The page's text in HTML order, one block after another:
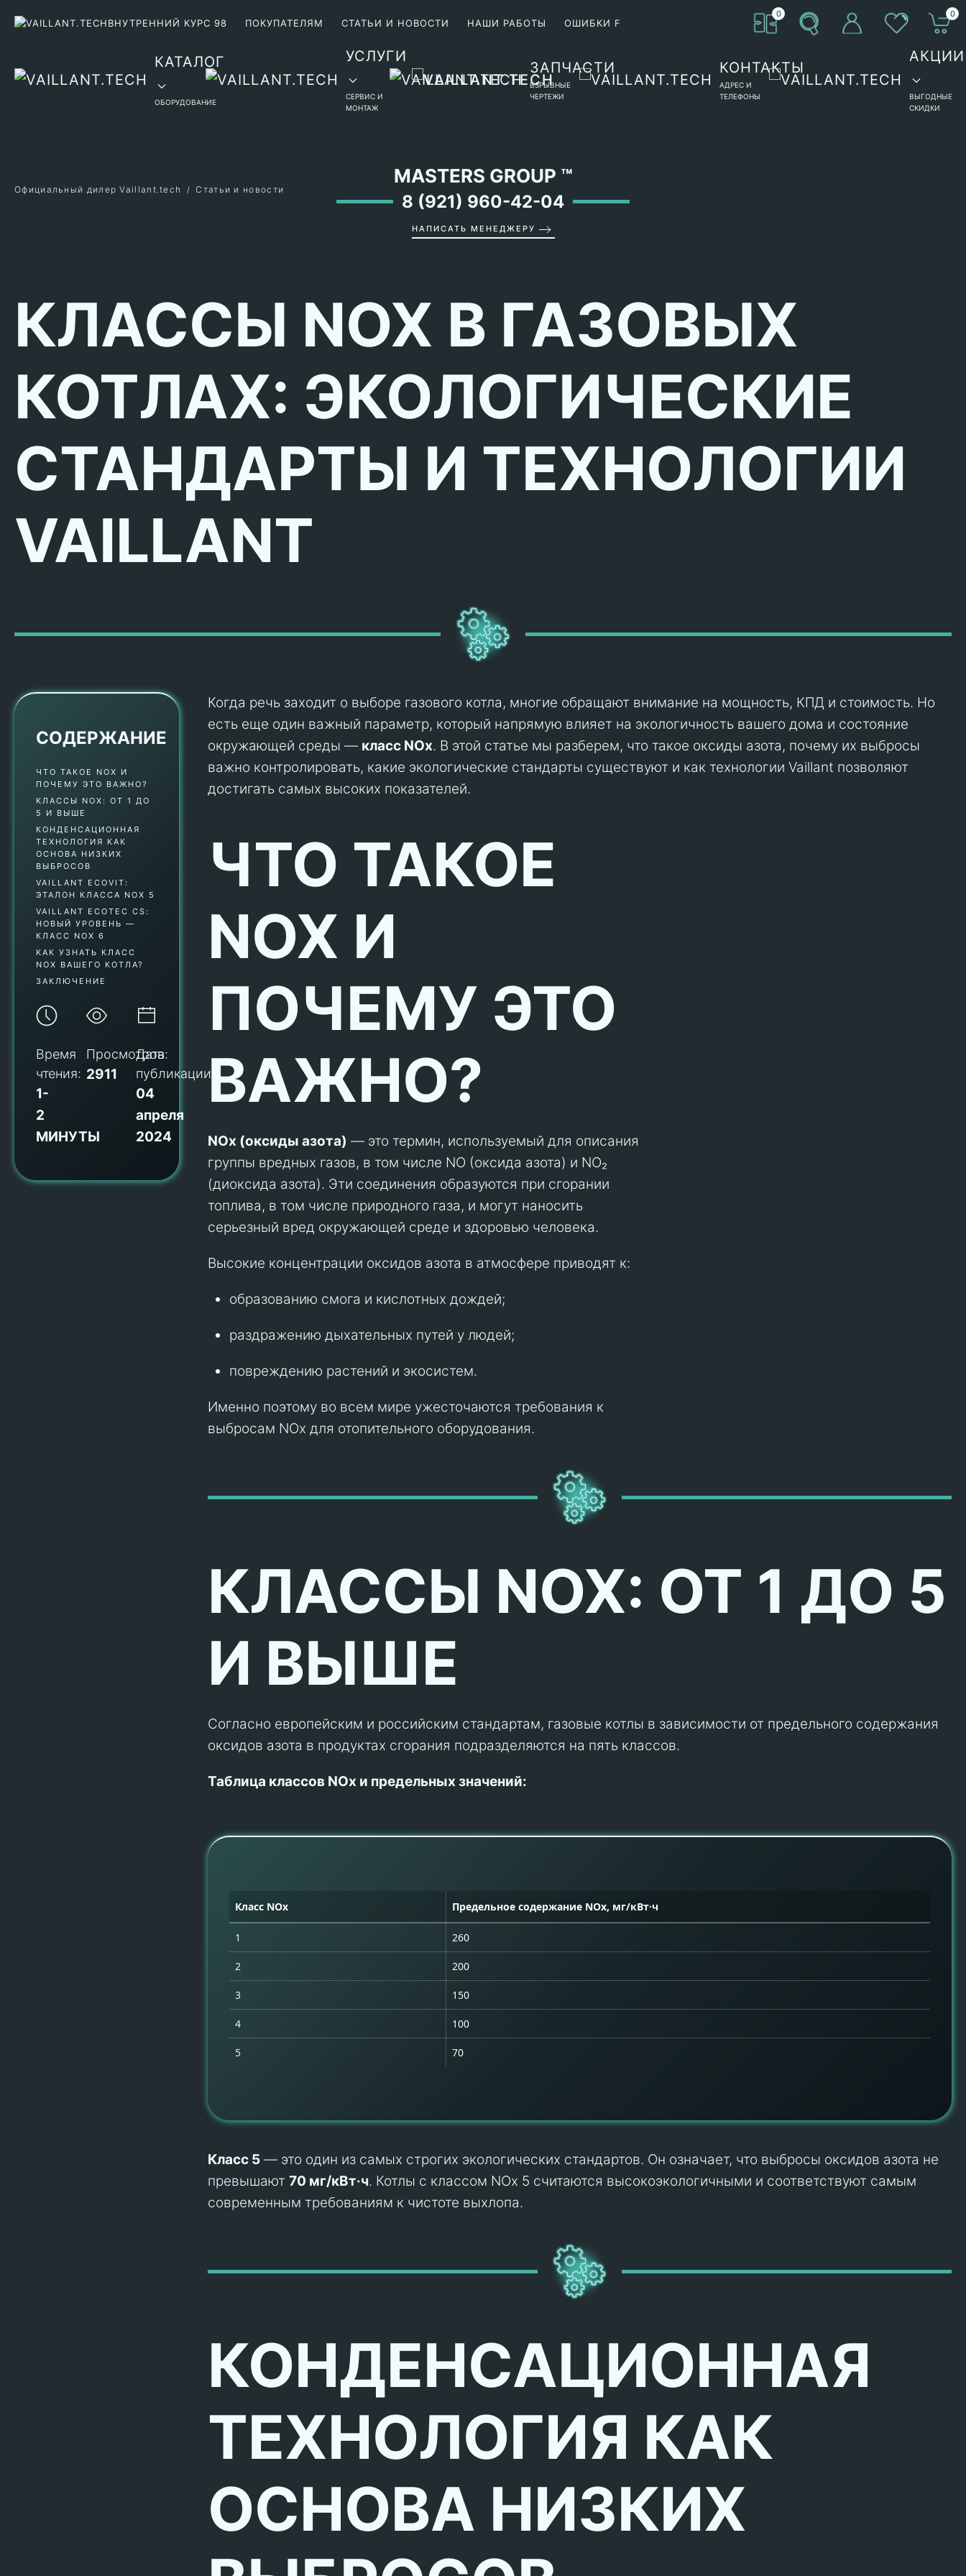
ВНУТРЕННИЙ КУРС 98 ПОКУПАТЕЛЯМ СТАТЬИ И НОВОСТИ НАШИ РАБОТЫ ОШИБКИ F
0 0
КАТАЛОГ
ОБОРУДОВАНИЕ
УСЛУГИ
СЕРВИС И
МОНТАЖ
ЗАПЧАСТИ
ВЗРЫВНЫЕ
ЧЕРТЕЖИ
КОНТАКТЫ
АДРЕС И
ТЕЛЕФОНЫ
АКЦИИ
ВЫГОДНЫЕ
СКИДКИ
MASTERS GROUP ™
8 (921) 960-42-04
НАПИСАТЬ МЕНЕДЖЕРУ
Официальный дилер Vaillant.tech Статьи и новости
КЛАССЫ NOX В ГАЗОВЫХ
КОТЛАХ: ЭКОЛОГИЧЕСКИЕ
СТАНДАРТЫ И ТЕХНОЛОГИИ
VAILLANT
СОДЕРЖАНИЕ
ЧТО ТАКОЕ NOX И
ПОЧЕМУ ЭТО ВАЖНО?
КЛАССЫ NOX: ОТ 1 ДО
5 И ВЫШЕ
КОНДЕНСАЦИОННАЯ
ТЕХНОЛОГИЯ КАК
ОСНОВА НИЗКИХ
ВЫБРОСОВ
VAILLANT ECOVIT:
ЭТАЛОН КЛАССА NOX 5
VAILLANT ECOTEC CS:
НОВЫЙ УРОВЕНЬ —
КЛАСС NOX 6
КАК УЗНАТЬ КЛАСС
NOX ВАШЕГО КОТЛА?
ЗАКЛЮЧЕНИЕ
Время
чтения:
1-
2
МИНУТЫ
Просмотров:
2911
Дата
публикации:
04
апреля
2024
Когда речь заходит о выборе газового котла, многие обращают внимание на мощность, КПД и стоимость. Но
есть еще один важный параметр, который напрямую влияет на экологичность вашего дома и состояние
окружающей среды — класс NOx. В этой статье мы разберем, что такое оксиды азота, почему их выбросы
важно контролировать, какие экологические стандарты существуют и как технологии Vaillant позволяют
достигать самых высоких показателей.
ЧТО ТАКОЕ
NOX И
ПОЧЕМУ ЭТО
ВАЖНО?
NOx (оксиды азота) — это термин, используемый для описания
группы вредных газов, в том числе NO (оксида азота) и NO₂
(диоксида азота). Эти соединения образуются при сгорании
топлива, в том числе природного газа, и могут наносить
серьезный вред окружающей среде и здоровью человека.
Высокие концентрации оксидов азота в атмосфере приводят к:
образованию смога и кислотных дождей;
раздражению дыхательных путей у людей;
повреждению растений и экосистем.
Именно поэтому во всем мире ужесточаются требования к
выбросам NOx для отопительного оборудования.
КЛАССЫ NOX: ОТ 1 ДО 5
И ВЫШЕ
Согласно европейским и российским стандартам, газовые котлы в зависимости от предельного содержания
оксидов азота в продуктах сгорания подразделяются на пять классов.
Таблица классов NOx и предельных значений:
Класс NOx Предельное содержание NOx, мг/кВт·ч
1 260
2 200
3 150
4 100
5 70
Класс 5— это один из самых строгих экологических стандартов. Он означает, что выбросы оксидов азота не
превышают 70 мг/кВт·ч. Котлы с классом NOx 5 считаются высокоэкологичными и соответствуют самым
современным требованиям к чистоте выхлопа.
КОНДЕНСАЦИОННАЯ
ТЕХНОЛОГИЯ КАК
ОСНОВА НИЗКИХ